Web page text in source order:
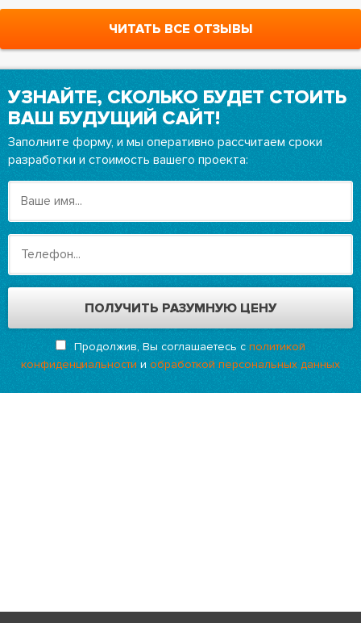
ЧИТАТЬ ВСЕ ОТЗЫВЫ
УЗНАЙТЕ, СКОЛЬКО БУДЕТ СТОИТЬ
ВАШ БУДУЩИЙ САЙТ!
Заполните форму, и мы оперативно рассчитаем сроки
разработки и стоимость вашего проекта:
Продолжив, Вы соглашаетесь с политикой
конфиденциальности и обработкой персональных данных